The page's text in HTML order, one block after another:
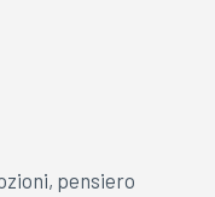
pensiero